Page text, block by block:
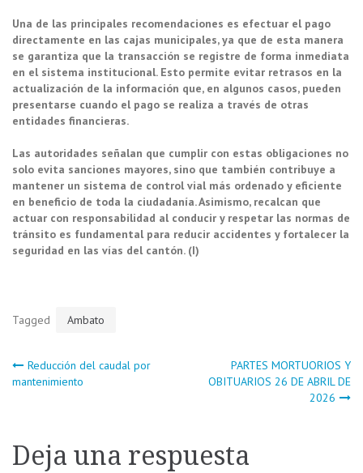
Una de las principales recomendaciones es efectuar el pago
directamente en las cajas municipales, ya que de esta manera
se garantiza que la transacción se registre de forma inmediata
en el sistema institucional. Esto permite evitar retrasos en la
actualización de la información que, en algunos casos, pueden
presentarse cuando el pago se realiza a través de otras
entidades financieras.
Las autoridades señalan que cumplir con estas obligaciones no
solo evita sanciones mayores, sino que también contribuye a
mantener un sistema de control vial más ordenado y eficiente
en beneficio de toda la ciudadanía. Asimismo, recalcan que
actuar con responsabilidad al conducir y respetar las normas de
tránsito es fundamental para reducir accidentes y fortalecer la
seguridad en las vías del cantón. (I)
Tagged Ambato
Navegación
entradas
Reducción del caudal por
mantenimiento
PARTES MORTUORIOS Y
OBITUARIOS 26 DE ABRIL DE
2026
Deja una respuesta